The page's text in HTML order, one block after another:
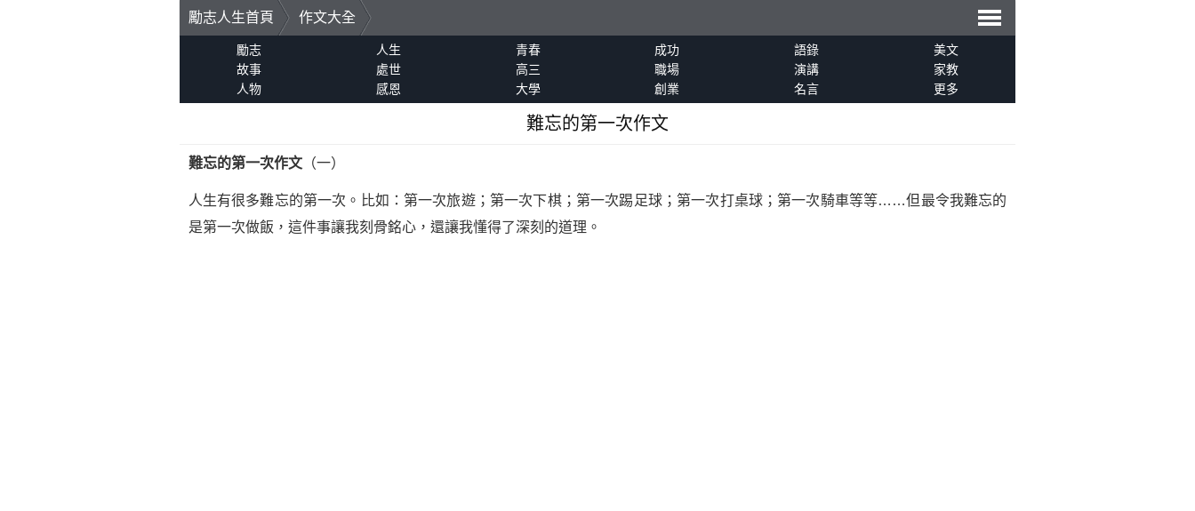
勵志人生首頁
作文大全
導
勵志 人生 青春 成功 語錄
美文
故事
處世 高三 職場 演講
家教
人物
感恩 大學 創業 名言 更多
難忘的第一次作文
難忘的第一次作文（一）
人生有很多難忘的第一次。比如：第一次旅遊；第一次下棋；第一次踢足球；第一次打桌球；第一次騎車等等……但最令我難忘的
是第一次做飯，這件事讓我刻骨銘心，還讓我懂得了深刻的道理。